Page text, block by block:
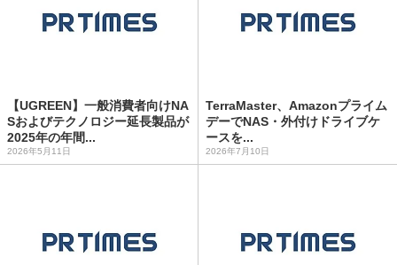
【UGREEN】一般消費者向けNA
Sおよびテクノロジー延長製品が
2025年の年間...
2026年5月11日
TerraMaster、Amazonプライム
デーでNAS・外付けドライブケ
ースを...
2026年7月10日